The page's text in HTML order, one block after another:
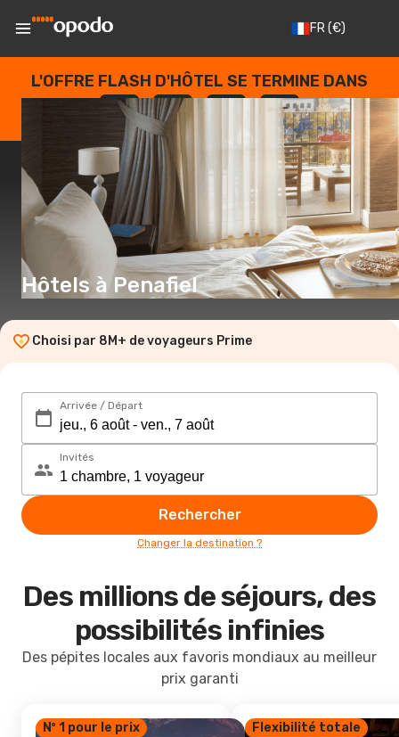
FR(€)
L'OFFRE FLASH D'HÔTEL SE TERMINE DANS
--
JOURS
: --
HEURES
: --
SECONDES
Hôtels à Penafiel
Choisi par 8M+ de voyageurs Prime
Arrivée / Départ
Invités
Rechercher
Changer la destination ?
Des millions de séjours, des
possibilités infinies
Des pépites locales aux favoris mondiaux au meilleur
prix garanti
Nº 1 pour le prix Flexibilité totale